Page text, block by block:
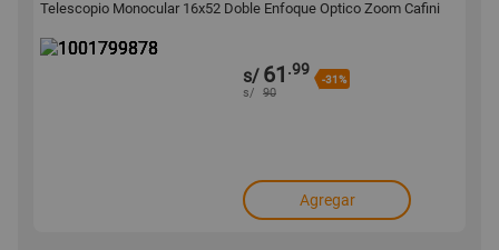
Telescopio Monocular 16x52 Doble Enfoque Optico Zoom Cafini
s/ 61 .99
-31%
s/ 90
Agregar